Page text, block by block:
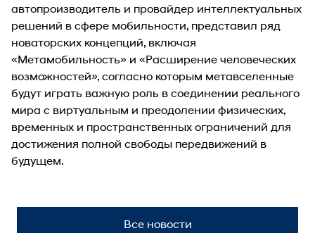
автопроизводитель и провайдер интеллектуальных
решений в сфере мобильности, представил ряд
новаторских концепций, включая
«Метамобильность» и «Расширение человеческих
возможностей», согласно которым метавселенные
будут играть важную роль в соединении реального
мира с виртуальным и преодолении физических,
временных и пространственных ограничений для
достижения полной свободы передвижений в
будущем.
Все новости